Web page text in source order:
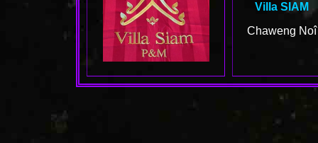
Villa SIAM
Chaweng Noî